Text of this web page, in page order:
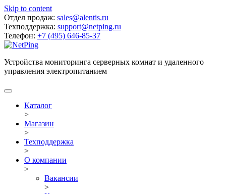
Skip to content
Отдел продаж: sales@alentis.ru
Техподдержка: support@netping.ru
Телефон: +7 (495) 646-85-37
Устройства мониторинга серверных комнат и удаленного
управления электропитанием
Каталог
>
Магазин
>
Техподдержка
>
О компании
>
Вакансии
>